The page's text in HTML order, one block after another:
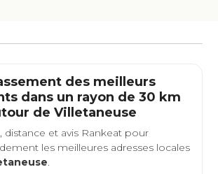
des meilleurs
dans un rayon de 30 km
de Villetaneuse
distance et avis Rankeat pour
les meilleures adresses locales
.